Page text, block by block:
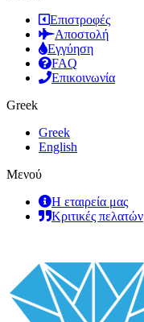
Επιστροφές
Αποστολή
Εγγύηση
FAQ
Επικοινωνία
Greek
Greek
English
Μενού
Η εταιρεία μας
Κριτικές πελατών